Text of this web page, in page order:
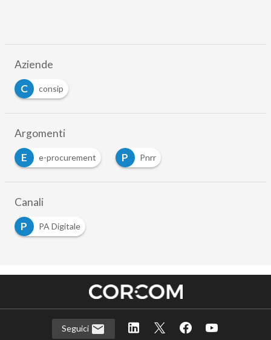
Aziende
C
consip
Argomenti
E
e-procurement P Pnrr
Canali
P
PA Digitale
Seguici